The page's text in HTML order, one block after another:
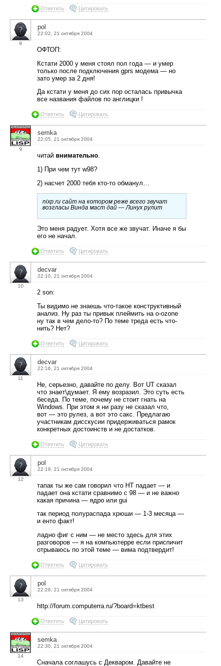
Ответить Цитировать
8
pol
22:02, 21 октября 2004
ОФТОП:
Кстати 2000 у меня стоял пол года — и умер
только после подключения gprs модема — но
зато умер за 2 дня!
Да кстати у меня до сих пор осталась привычка
все названия файлов по англицки !
Ответить Цитировать
9
semka
22:05, 21 октября 2004
читай внимательно.
1) При чем тут w98?
2) насчет 2000 тебя кто-то обманул…
nixp.ru сайт на котором реже всего звучат
возгласы Винда маст дай — Линух рулит
Это меня радует. Хотя все же звучат. Иначе я бы
его не начал.
Ответить Цитировать
10
decvar
22:10, 21 октября 2004
2 son:
Ты видимо не знаешь что-такое конструктивный
анализ. Ну раз ты привык плеймить на o-ozone
ну так в чем дело-то? По теме треда есть что-
нить? Нет?
Ответить Цитировать
11
decvar
22:16, 21 октября 2004
Не, серьезно, давайте по делу. Вот UT сказал
что знает\думает. Я ему возразил. Это суть есть
беседа. По теме, почему не стоит гнать на
Windows. При этом я ни разу не сказал что,
вот — это рулез, а вот это сакс. Предлагаю
участникам дисскусии придерживаться рамок
конкретных достоинств и не достатков.
Ответить Цитировать
12
pol
22:19, 21 октября 2004
тапак ты же сам говорил что НТ падает — и
падает она кстати сравнимо с 98 — и не важно
какая причина — ядро или gui
так период полураспада хрюши — 1-3 месяца —
и енто факт!
ладно фиг с ним — не место здесь для этих
разговоров — я на компьютерре если приспичит
отрываюсь по этой теме — вима подтвердит!
Ответить Цитировать
13
pol
22:26, 21 октября 2004
http://forum.computerra.ru/?board=ktbest
Ответить Цитировать
14
semka
22:30, 21 октября 2004
Сначала соглашусь с Декваром. Давайте не